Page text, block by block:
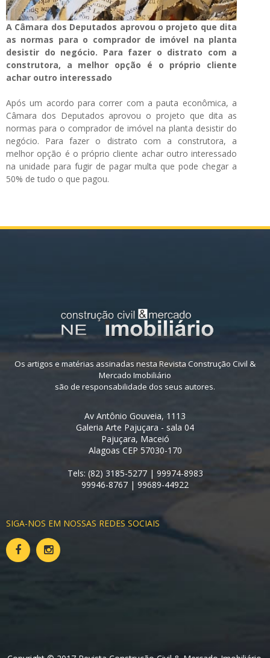
A Câmara dos Deputados aprovou o projeto que dita
as normas para o comprador de imóvel na planta
desistir do negócio. Para fazer o distrato com a
construtora, a melhor opção é o próprio cliente
achar outro interessado
Após um acordo para correr com a pauta econômica, a
Câmara dos Deputados aprovou o projeto que dita as
normas para o comprador de imóvel na planta desistir do
negócio. Para fazer o distrato com a construtora, a
melhor opção é o próprio cliente achar outro interessado
na unidade para fugir de pagar multa que pode chegar a
50% de tudo o que pagou.
Os artigos e matérias assinadas nesta Revista Construção Civil &
Mercado Imobiliário
são de responsabilidade dos seus autores.
Av Antônio Gouveia, 1113
Galeria Arte Pajuçara - sala 04
Pajuçara, Maceió
Alagoas CEP 57030-170
Tels: (82) 3185-5277 | 99974-8983
99946-8767 | 99689-44922
SIGA-NOS EM NOSSAS REDES SOCIAIS